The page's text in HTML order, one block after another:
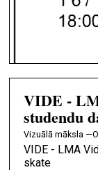
VIDE -
studendu
vizuālā māksla —
VIDE - LMA
skate